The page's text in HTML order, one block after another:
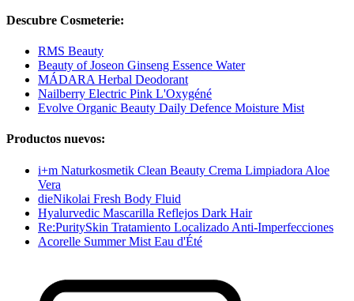
Descubre Cosmeterie:
RMS Beauty
Beauty of Joseon Ginseng Essence Water
MÁDARA Herbal Deodorant
Nailberry Electric Pink L'Oxygéné
Evolve Organic Beauty Daily Defence Moisture Mist
Productos nuevos:
i+m Naturkosmetik Clean Beauty Crema Limpiadora Aloe
Vera
dieNikolai Fresh Body Fluid
Hyalurvedic Mascarilla Reflejos Dark Hair
Re:PuritySkin Tratamiento Localizado Anti-Imperfecciones
Acorelle Summer Mist Eau d'Été